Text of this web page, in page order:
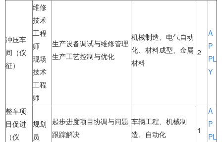
冲压车
间（仪
征）
维修
技术
工程
师
现场
技术
工程
师
生产设备调试与维修管理
生产工艺控制与优化
机械制造、电气自动
化、材料成型、金属
材料
2
A
P
PL
Y
整车项
目促进
（仪
规划
员
起步进度项目协调与问题
跟踪解决
车辆工程、机械制
造、自动化
1
A
P
PL